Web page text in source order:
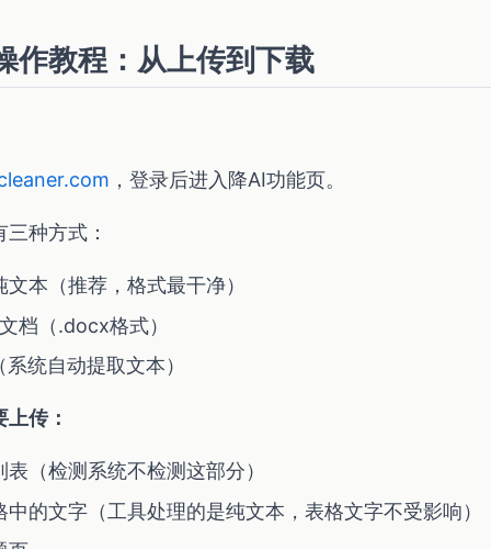
作教程：从上传到下载
，登录后进入降AI功能页。
种方式：
本（推荐，格式最干净）
档（.docx格式）
统自动提取文本）
传：
（检测系统不检测这部分）
中的文字（工具处理的是纯文本，表格文字不受影响）